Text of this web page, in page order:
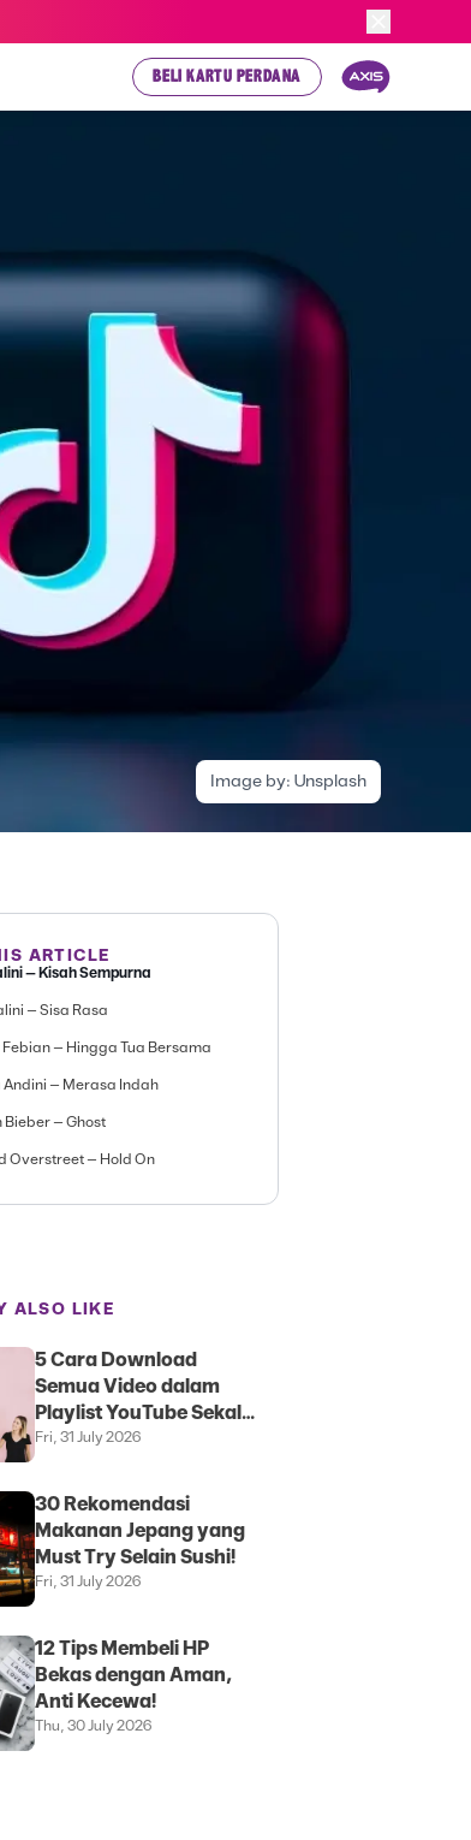
BELI KARTU PERDANA
Image by: Unsplash
ARTICLE
– Kisah Sempurna
– Sisa Rasa
Febian – Hingga Tua Bersama
Andini – Merasa Indah
Bieber – Ghost
Overstreet – Hold On
ALSO LIKE
5 Cara Download
Semua Video dalam
Playlist YouTube Sekali
Klik
Fri, 31 July 2026
30 Rekomendasi
Makanan Jepang yang
Must Try Selain Sushi!
Fri, 31 July 2026
12 Tips Membeli HP
Bekas dengan Aman,
Anti Kecewa!
Thu, 30 July 2026